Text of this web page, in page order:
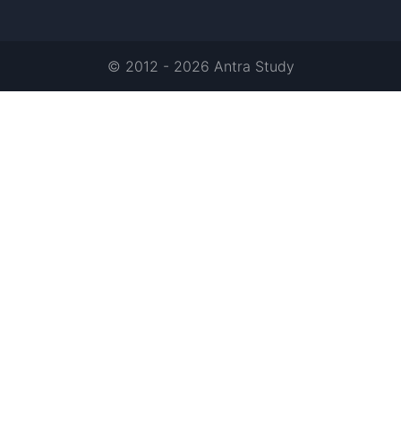
© 2012 - 2026 Antra Study